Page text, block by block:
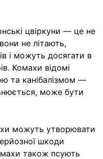
цвіркуни — це не
не літають,
і можуть досягати в
Комахи відомі
та канібалізмом —
може бути
можуть утворювати
шкоди
також псують